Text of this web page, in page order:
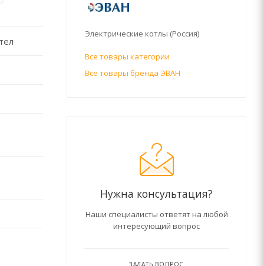
Электрические котлы (Россия)
Все товары категории
Все товары бренда ЭВАН
Нужна консультация?
Наши специалисты ответят на любой
интересующий вопрос
ЗАДАТЬ ВОПРОС